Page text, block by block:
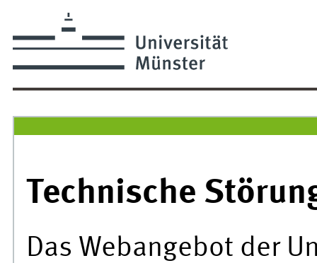
Technische
Das Webangebot der